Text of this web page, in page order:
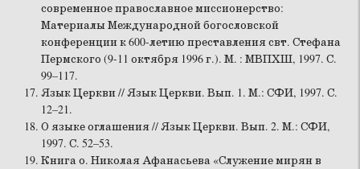
современное православное миссионерство:
Материалы Международной богословской
конференции к 600-летию преставления свт. Стефана
Пермского (9-11 октября 1996 г.). М. : МВПХШ, 1997. С.
99–117.
Язык Церкви // Язык Церкви. Вып. 1. М.: СФИ, 1997. С.
12–21.
О языке оглашения // Язык Церкви. Вып. 2. М.: СФИ,
1997. С. 52–53.
Книга о. Николая Афанасьева «Служение мирян в